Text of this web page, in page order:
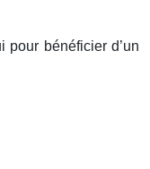
pour bénéficier d’un